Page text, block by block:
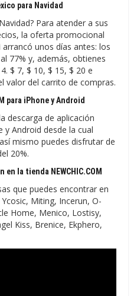
para Navidad
Para atender a sus
la oferta promocional
arrancó unos días antes: los
77% y, además, obtienes
$ 7, $ 10, $ 15, $ 20 e
valor del carrito de compras.
para iPhone y Android
descarga de aplicación
y Android desde la cual
mismo puedes disfrutar de
20%.
en la tienda NEWCHIC.COM
que puedes encontrar en
Miting, Incerun, O-
Home, Menico, Lostisy,
Kiss, Brenice, Ekphero,